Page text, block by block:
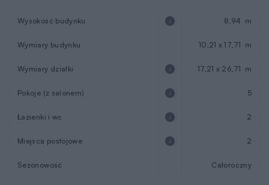
Wysokość budynku 8,94 m
Wymiary budynku 10,21 x 17,71 m
Wymiary działki 17,21 x 26,71 m
Pokoje (z salonem) 5
Łazienki i wc 2
Miejsca postojowe 2
Sezonowość Całoroczny